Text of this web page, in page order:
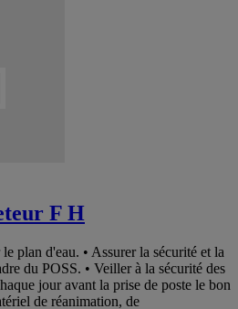
F H
plan d'eau. • Assurer la sécurité et la
du POSS. • Veiller à la sécurité des
jour avant la prise de poste le bon
de réanimation, de